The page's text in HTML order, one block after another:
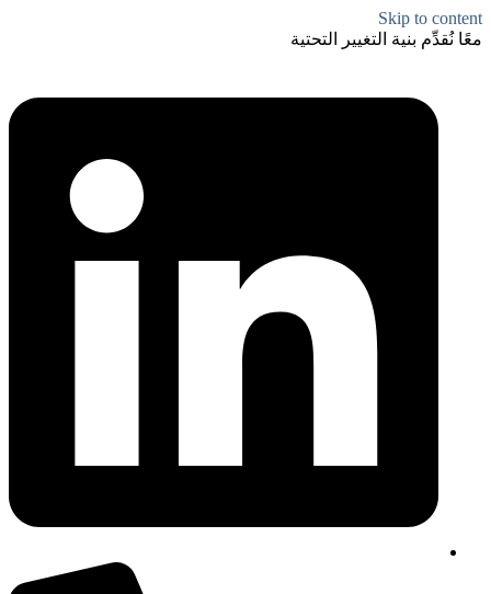
Skip to content
معًا نُقدِّم بنية التغيير التحتية